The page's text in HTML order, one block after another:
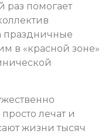
раз помогает
праздничные
в «красной зоне»
лечат и
жизни тысяч